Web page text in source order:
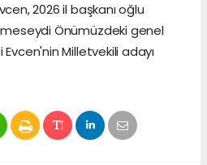
2026 il başkanı oğlu
Önümüzdeki genel
Milletvekili adayı